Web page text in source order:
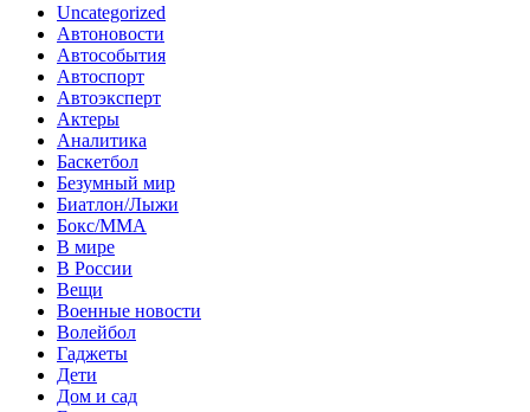
Uncategorized
Автоновости
Автособытия
Автоспорт
Автоэксперт
Актеры
Аналитика
Баскетбол
Безумный мир
Биатлон/Лыжи
Бокс/MMA
В мире
В России
Вещи
Военные новости
Волейбол
Гаджеты
Дети
Дом и сад